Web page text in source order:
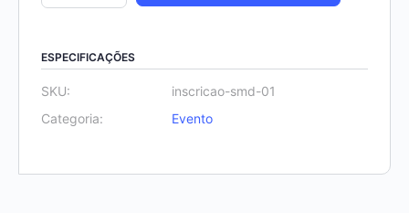
ESPECIFICAÇÕES
SKU:
inscricao-smd-01
Categoria:
Evento